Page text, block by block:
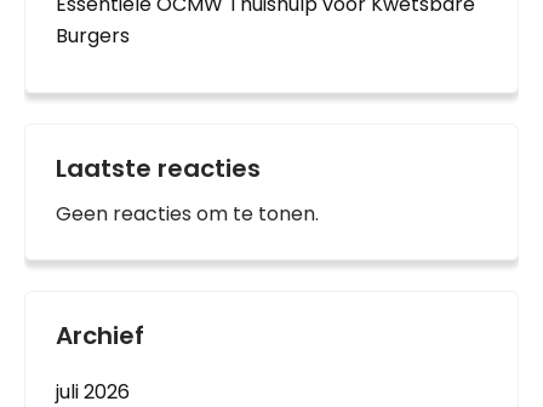
Burgers
Laatste reacties
Geen reacties om te tonen.
Archief
juli 2026